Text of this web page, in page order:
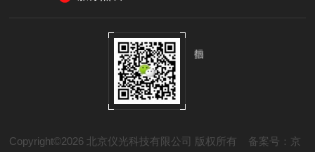
Copyright©2026 北京仪光科技有限公司 版权所有 备案号：京